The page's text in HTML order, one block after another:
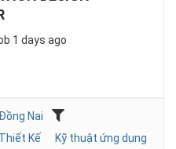
1 days ago
Đồng Nai
Kế Kỹ thuật ứng dụng